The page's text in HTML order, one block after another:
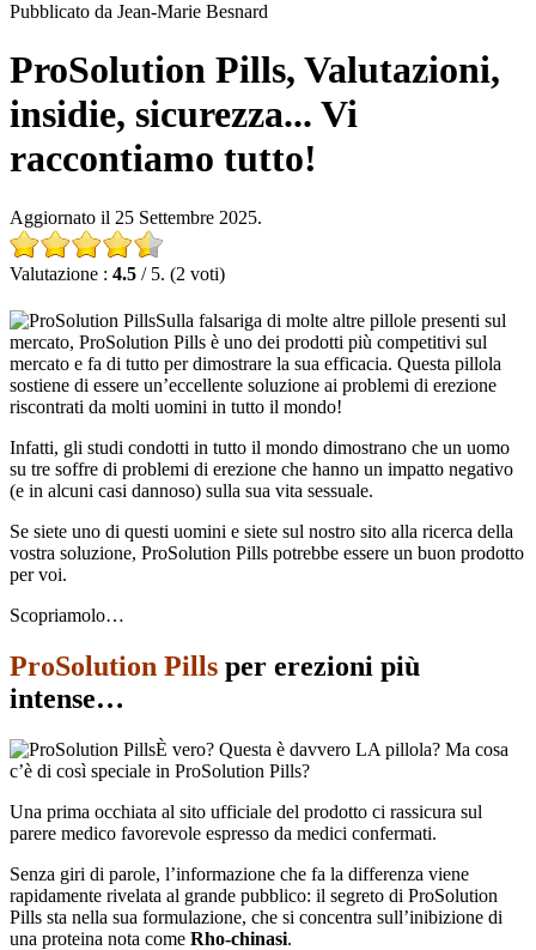
Pubblicato da Jean-Marie Besnard
ProSolution Pills, Valutazioni,
insidie, sicurezza... Vi
raccontiamo tutto!
Aggiornato il 25 Settembre 2025.
Valutazione : 4.5 / 5. (2 voti)
Sulla falsariga di molte altre pillole presenti sul
mercato, ProSolution Pills è uno dei prodotti più competitivi sul
mercato e fa di tutto per dimostrare la sua efficacia. Questa pillola
sostiene di essere un’eccellente soluzione ai problemi di erezione
riscontrati da molti uomini in tutto il mondo!
Infatti, gli studi condotti in tutto il mondo dimostrano che un uomo
su tre soffre di problemi di erezione che hanno un impatto negativo
(e in alcuni casi dannoso) sulla sua vita sessuale.
Se siete uno di questi uomini e siete sul nostro sito alla ricerca della
vostra soluzione, ProSolution Pills potrebbe essere un buon prodotto
per voi.
Scopriamolo…
ProSolution Pills per erezioni più
intense…
È vero? Questa è davvero LA pillola? Ma cosa
c’è di così speciale in ProSolution Pills?
Una prima occhiata al sito ufficiale del prodotto ci rassicura sul
parere medico favorevole espresso da medici confermati.
Senza giri di parole, l’informazione che fa la differenza viene
rapidamente rivelata al grande pubblico: il segreto di ProSolution
Pills sta nella sua formulazione, che si concentra sull’inibizione di
una proteina nota come Rho-chinasi.